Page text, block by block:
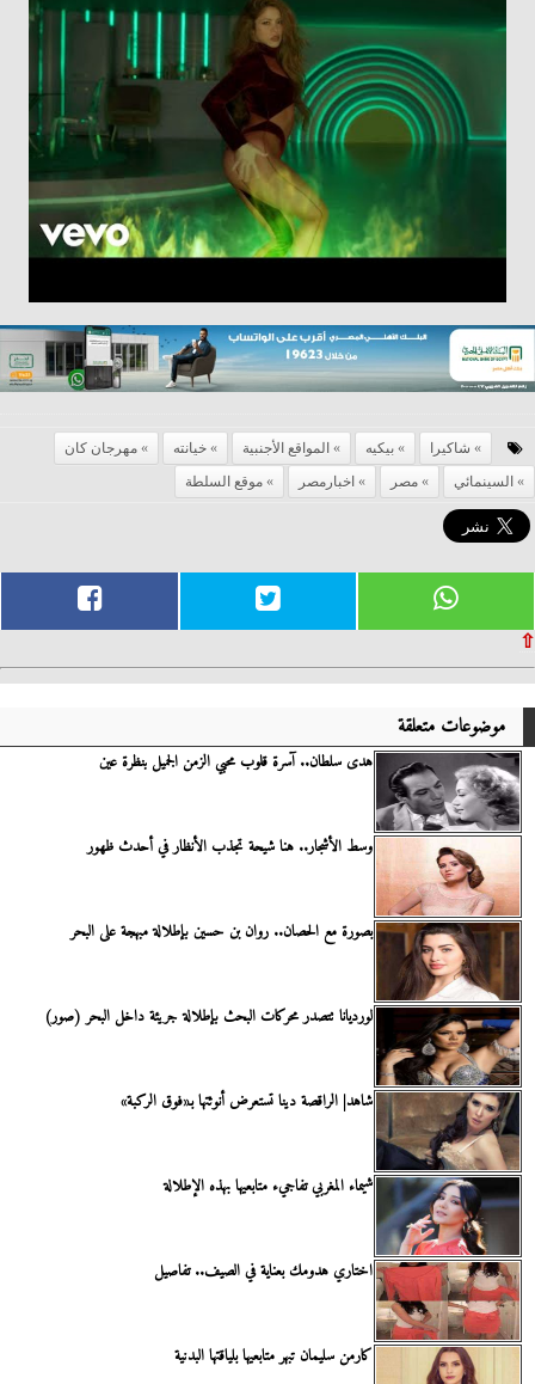
شاكيرا بيكيه المواقع الأجنبية خيانته
مهرجان كان
السينمائي
مصر اخبارمصر موقع السلطة
⇧
موضوعات متعلقة
هدى سلطان.. آسرة قلوب محبي الزمن الجميل بنظرة عين
وسط الأشجار.. هنا شيحة تجذب الأنظار في أحدث ظهور
بصورة مع الحصان.. روان بن حسين بإطلالة مبهجة على البحر
لورديانا تتصدر محركات البحث بإطلالة جريئة داخل البحر (صور)
شاهد| الراقصة دينا تستعرض أنوثتها بـ«فوق الركبة»
شيماء المغربي تفاجيء متابعيها بهذه الإطلالة
اختاري هدومك بعناية في الصيف.. تفاصيل
كارمن سليمان تبهر متابعيها بلياقتها البدنية